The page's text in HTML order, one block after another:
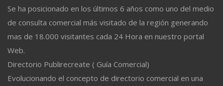
Se ha posicionado en los últimos 6 años como uno del medio
de consulta comercial más visitado de la región generando
mas de 18.000 visitantes cada 24 Hora en nuestro portal
Web.
Directorio Publirecreate ( Guía Comercial)
Evolucionando el concepto de directorio comercial en una